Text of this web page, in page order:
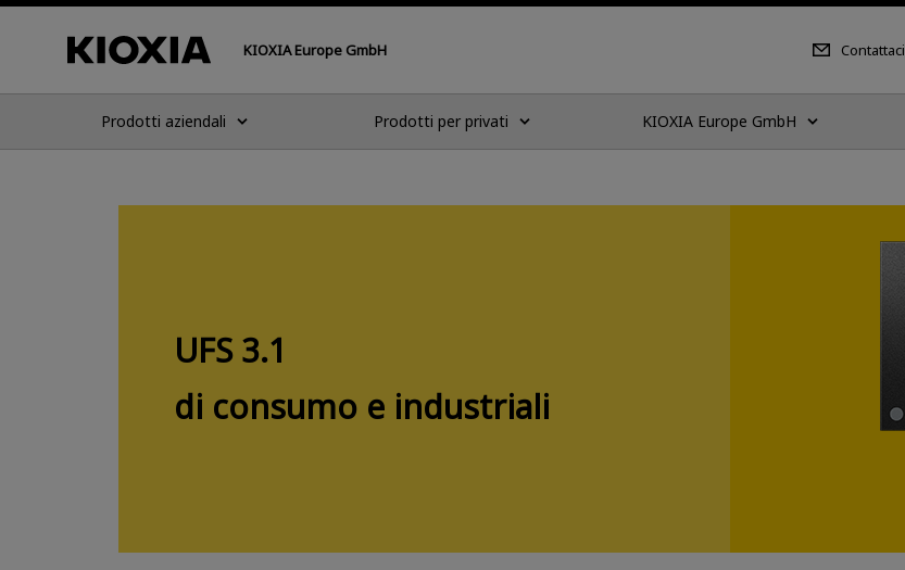
KIOXIA Europe GmbH Contattaci
Prodotti aziendali Prodotti per privati KIOXIA Europe GmbH
UFS 3.1
di consumo e industriali